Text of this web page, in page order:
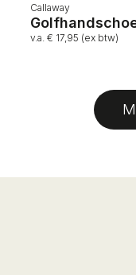
Callaway
v.a. € 17,95 (ex btw)